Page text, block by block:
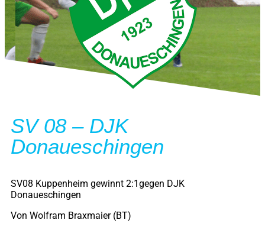
SV 08 – DJK
Donaueschingen
SV08 Kuppenheim gewinnt 2:1gegen DJK
Donaueschingen
Von Wolfram Braxmaier (BT)